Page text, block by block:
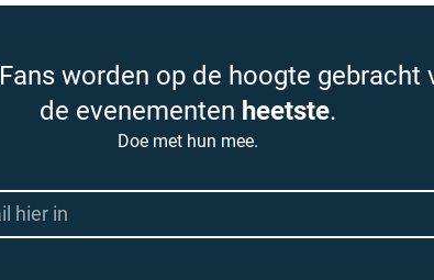
Fans worden op de hoogte gebracht
de evenementen heetste.
Doe met hun mee.